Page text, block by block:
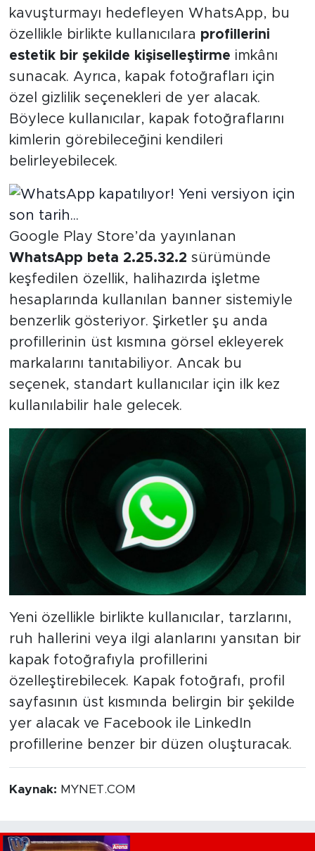
kavuşturmayı hedefleyen WhatsApp, bu
özellikle birlikte kullanıcılara profillerini
estetik bir şekilde kişiselleştirme imkânı
sunacak. Ayrıca, kapak fotoğrafları için
özel gizlilik seçenekleri de yer alacak.
Böylece kullanıcılar, kapak fotoğraflarını
kimlerin görebileceğini kendileri
belirleyebilecek.
Google Play Store’da yayınlanan
WhatsApp beta 2.25.32.2 sürümünde
keşfedilen özellik, halihazırda işletme
hesaplarında kullanılan banner sistemiyle
benzerlik gösteriyor. Şirketler şu anda
profillerinin üst kısmına görsel ekleyerek
markalarını tanıtabiliyor. Ancak bu
seçenek, standart kullanıcılar için ilk kez
kullanılabilir hale gelecek.
Yeni özellikle birlikte kullanıcılar, tarzlarını,
ruh hallerini veya ilgi alanlarını yansıtan bir
kapak fotoğrafıyla profillerini
özelleştirebilecek. Kapak fotoğrafı, profil
sayfasının üst kısmında belirgin bir şekilde
yer alacak ve Facebook ile LinkedIn
profillerine benzer bir düzen oluşturacak.
Kaynak: MYNET.COM